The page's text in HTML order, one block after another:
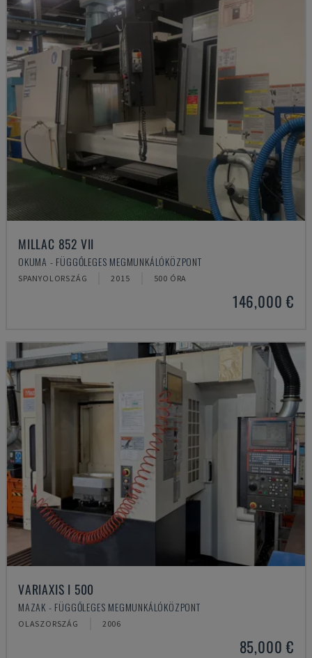
MILLAC 852 VII
OKUMA - FÜGGŐLEGES MEGMUNKÁLÓKÖZPONT
SPANYOLORSZÁG 2015 500 ÓRA
146,000 €
VARIAXIS I 500
MAZAK - FÜGGŐLEGES MEGMUNKÁLÓKÖZPONT
OLASZORSZÁG 2006
85,000 €